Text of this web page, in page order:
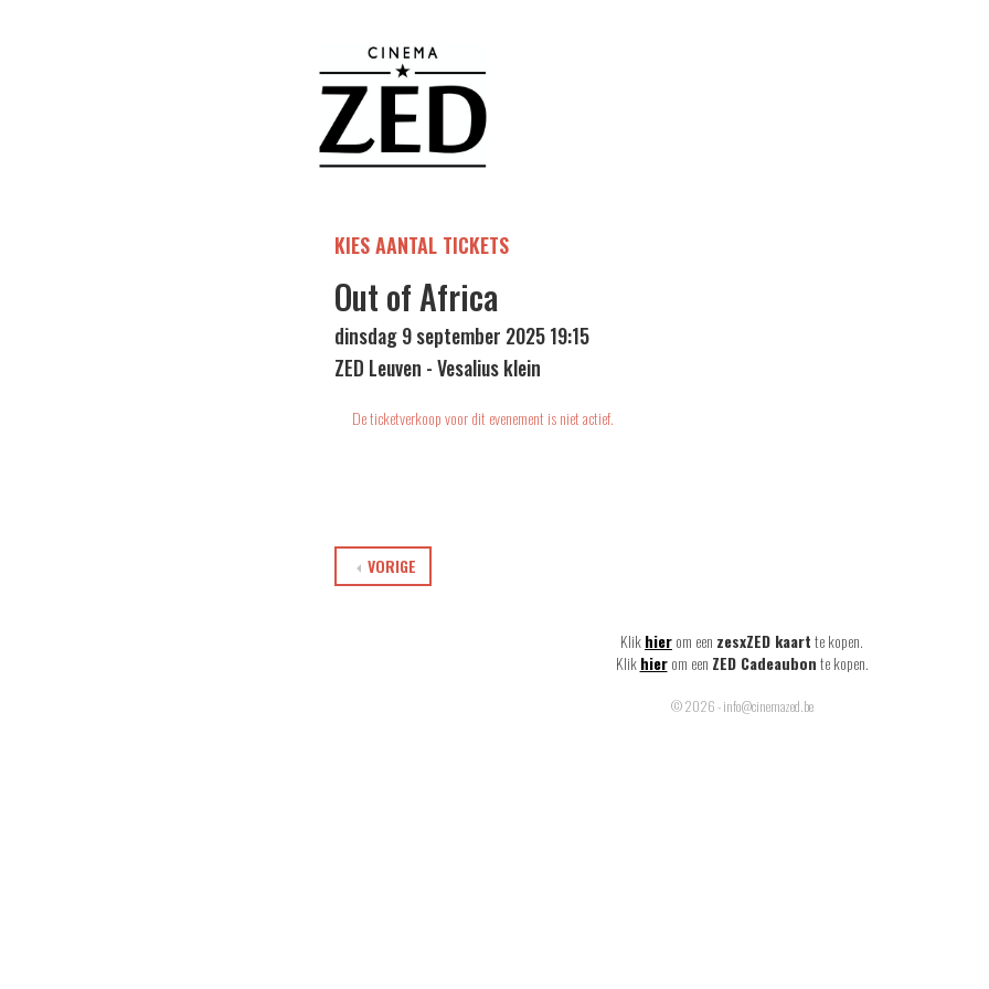
KIES AANTAL TICKETS
Out of Africa
dinsdag 9 september 2025 19:15
ZED Leuven - Vesalius klein
De ticketverkoop voor dit evenement is niet actief.
VORIGE
Klikhierom een zesxZED kaartte kopen.
Klik hier om een ZED Cadeaubonte kopen.
© 2026 - info@cinemazed.be